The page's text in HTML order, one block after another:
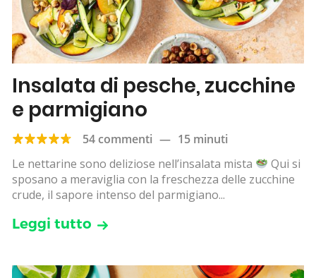
Insalata di pesche, zucchine
e parmigiano
54 commenti — 15 minuti
Le nettarine sono deliziose nell’insalata mista
Qui si
sposano a meraviglia con la freschezza delle zucchine
crude, il sapore intenso del parmigiano...
Leggi tutto